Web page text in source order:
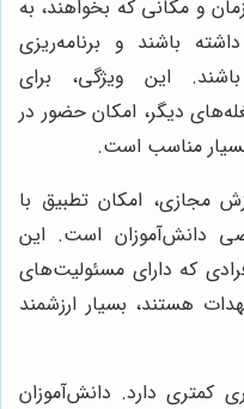
و مکانی که بخواهند، به
باشند و برنامه‌ریزی
این ویژگی، برای
دیگر، امکان حضور در
مناسب است.
مجازی، امکان تطبیق با
دانش‌آموزان است. این
که دارای مسئولیت‌های
هستند، بسیار ارزشمند
کمتری دارد. دانش‌آموزان